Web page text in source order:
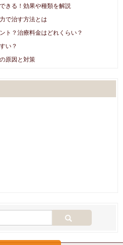
きる！効果や種類を解説
で治す方法とは
ト？治療料金はどれくらい？
い？
原因と対策